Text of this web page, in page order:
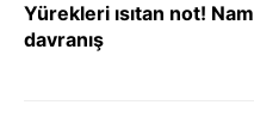
Yürekleri ısıtan not!
davranış